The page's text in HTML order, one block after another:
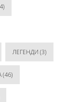
ЛЕГЕНДИ (3)
(46)